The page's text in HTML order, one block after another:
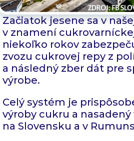
Začiatok jesene sa v
v znamení
niekoľko rokov
zvozu cukrovej repy z
a následný zber dát pre
výrobe.
Celý systém je
výroby cukru a
na Slovensku a v